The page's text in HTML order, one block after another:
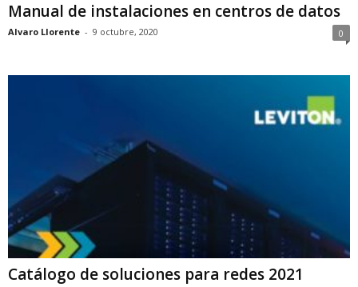
Manual de instalaciones en centros de datos
Alvaro Llorente - 9 octubre, 2020 0
Catálogo de soluciones para redes 2021